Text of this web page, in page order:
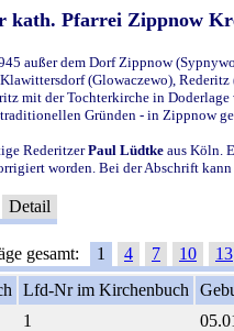
kath. Pfarrei Zippnow
außer dem Dorf Zippnow
(Glowaczewo),
mit der Tochterkirche in Doderlage
Gründen - in Zippnow
RederitzerPaul Lüdtke aus Köln.
worden. Bei der Abschrift
Detail
gesamt: 1 4 7 10 13
Lfd-Nr im Kirchenbuch
1